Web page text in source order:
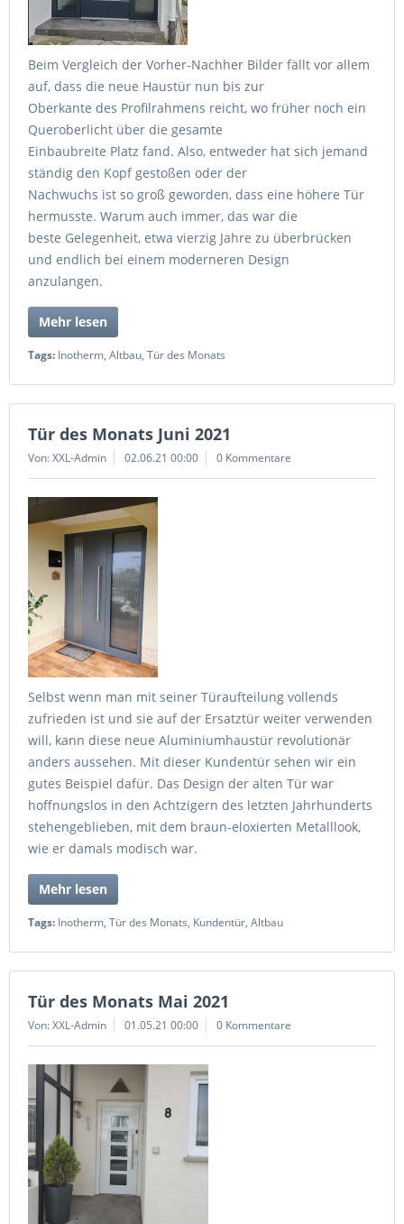
Beim Vergleich der Vorher-Nachher Bilder fällt vor allem
auf, dass die neue Haustür nun bis zur
Oberkante des Profilrahmens reicht, wo früher noch ein
Queroberlicht über die gesamte
Einbaubreite Platz fand. Also, entweder hat sich jemand
ständig den Kopf gestoßen oder der
Nachwuchs ist so groß geworden, dass eine höhere Tür
hermusste. Warum auch immer, das war die
beste Gelegenheit, etwa vierzig Jahre zu überbrücken
und endlich bei einem moderneren Design
anzulangen.
Mehr lesen
Tags: Inotherm, Altbau, Tür des Monats
Tür des Monats Juni 2021
Von: XXL-Admin 02.06.21 00:00 0 Kommentare
Selbst wenn man mit seiner Türaufteilung vollends
zufrieden ist und sie auf der Ersatztür weiter verwenden
will, kann diese neue Aluminiumhaustür revolutionär
anders aussehen. Mit dieser Kundentür sehen wir ein
gutes Beispiel dafür. Das Design der alten Tür war
hoffnungslos in den Achtzigern des letzten Jahrhunderts
stehengeblieben, mit dem braun-eloxierten Metalllook,
wie er damals modisch war.
Mehr lesen
Tags: Inotherm, Tür des Monats, Kundentür, Altbau
Tür des Monats Mai 2021
Von: XXL-Admin 01.05.21 00:00 0 Kommentare